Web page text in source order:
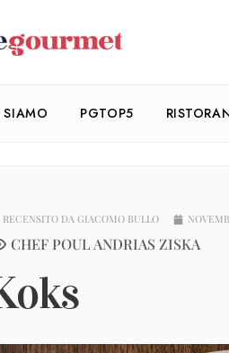
SIAMO PGTOP5
RECENSITO DA GIACOMO BULLO
CHEF POUL ANDRIAS ZISKA